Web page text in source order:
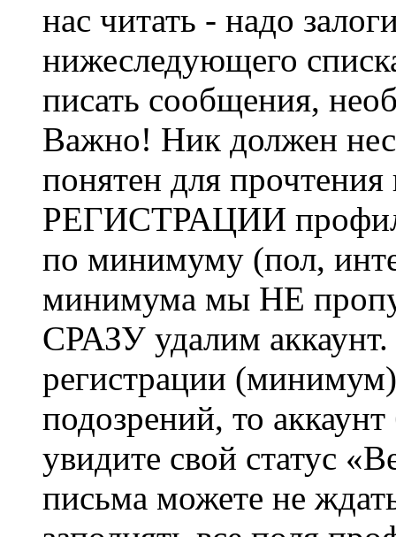
нас читать - надо
нижеследующего
писать сообщения,
Важно! Ник должен
понятен для
РЕГИСТРАЦИИ профиль
по минимуму (пол,
минимума мы НЕ
СРАЗУ удалим
регистрации
подозрений, то
увидите свой статус
письма можете не